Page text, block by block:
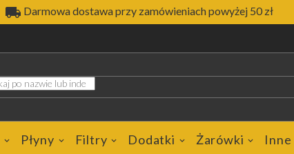
 Darmowa dostawa przy zamówieniach powyżej 50 zł
Płyny Filtry Dodatki Żarówki